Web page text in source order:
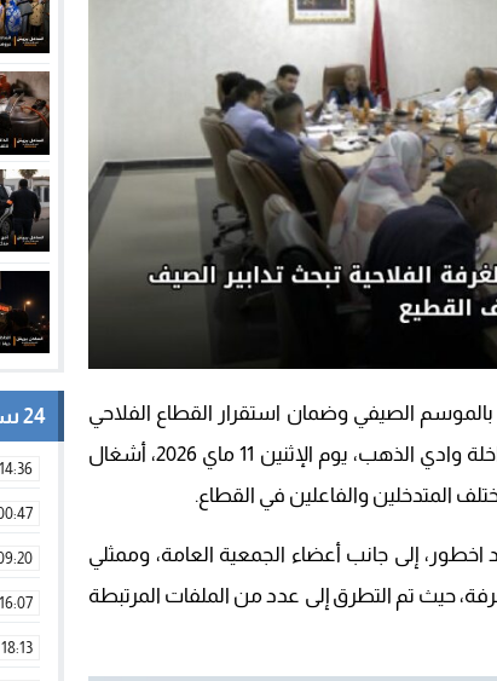
بالموسم الصيفي وضمان استقرار القطاع الفلاحي
بالجهة، احتضن مقر الغرفة الفلاحية لجهة الداخلة وادي الذهب، يوم الإثنين 11 ماي 2026، أشغال
المتدخلين والفاعلين في القطاع.
إلى جانب أعضاء الجمعية العامة، وممثلي
حيث تم التطرق إلى عدد من الملفات المرتبطة
24 ساعة
14:36
16:07
18:13